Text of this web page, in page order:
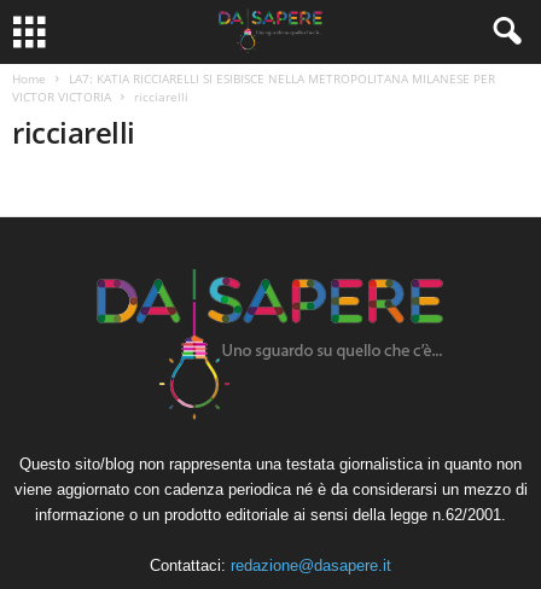
Home
LA7: KATIA RICCIARELLI SI ESIBISCE NELLA METROPOLITANA MILANESE PER
VICTOR VICTORIA
ricciarelli
ricciarelli
Questo sito/blog non rappresenta una testata giornalistica in quanto non
viene aggiornato con cadenza periodica né è da considerarsi un mezzo di
informazione o un prodotto editoriale ai sensi della legge n.62/2001.
Contattaci: redazione@dasapere.it